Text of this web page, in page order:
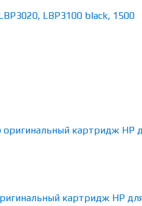
картридж HP